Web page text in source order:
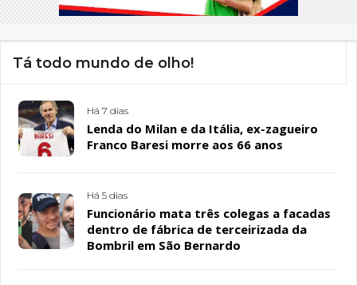
Tá todo mundo de olho!
Há 7 dias
Lenda do Milan e da Itália, ex-zagueiro
Franco Baresi morre aos 66 anos
Há 5 dias
Funcionário mata três colegas a facadas
dentro de fábrica de terceirizada da
Bombril em São Bernardo